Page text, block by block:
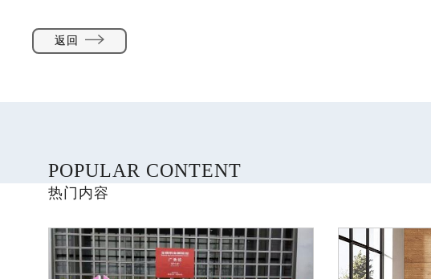
返回
POPULAR CONTENT
热门内容